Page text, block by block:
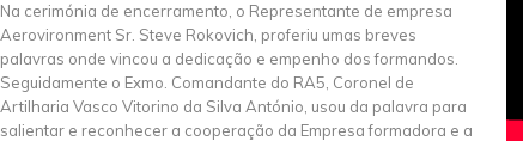
Na cerimónia de encerramento, o Representante de empresa
Aerovironment Sr. Steve Rokovich, proferiu umas breves
palavras onde vincou a dedicação e empenho dos formandos.
Seguidamente o Exmo. Comandante do RA5, Coronel de
Artilharia Vasco Vitorino da Silva António, usou da palavra para
salientar e reconhecer a cooperação da Empresa formadora e a